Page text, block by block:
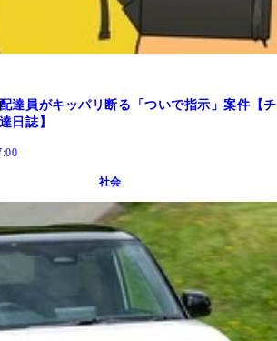
達員がキッパリ断る「ついで指示」案件【チ
日誌】
社会